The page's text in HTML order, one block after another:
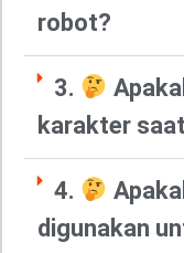
robot?
3.
karakter
4.
digunakan